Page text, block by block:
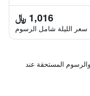
1,016 ﷼
سعر الليلة شامل الرسوم
المستحقة عند